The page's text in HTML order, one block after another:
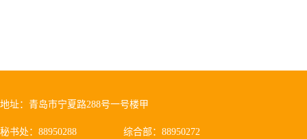
地址：青岛市宁夏路288号一号楼甲
秘书处：88950288 综合部：88950272